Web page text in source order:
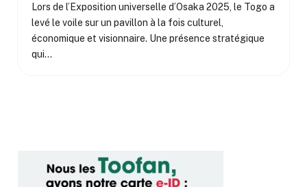
Lors de l’Exposition universelle d’Osaka 2025, le Togo a
levé le voile sur un pavillon à la fois culturel,
économique et visionnaire. Une présence stratégique
qui…